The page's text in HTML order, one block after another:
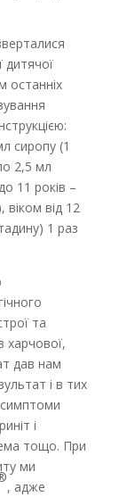
дитячої
останніх
сиропу (1
2,5 мл
11 років –
від 12
1 раз
та
харчової,
дав нам
і в тих
симптоми
і
тощо. При
ми
, адже